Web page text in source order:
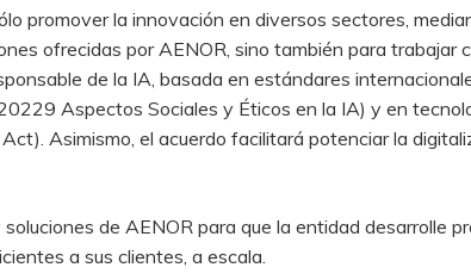
promover la innovación en diversos sectores,
ofrecidas por AENOR, sino también para trabajar
de la IA, basada en estándares
Aspectos Sociales y Éticos en la IA) y en
Asimismo, el acuerdo facilitará potenciar la
de AENOR para que la entidad desarrolle
a sus clientes, a escala.